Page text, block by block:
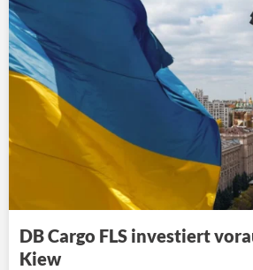
DB Cargo FLS investiert
Kiew